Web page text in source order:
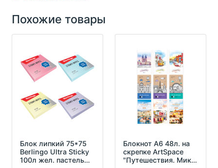
Похожие товары
Блок липкий 75*75
Berlingo Ultra Sticky
100л жел. пастель
Блокнот А6 48л. на
скрепке ArtSpace
"Путешествия. Микс"